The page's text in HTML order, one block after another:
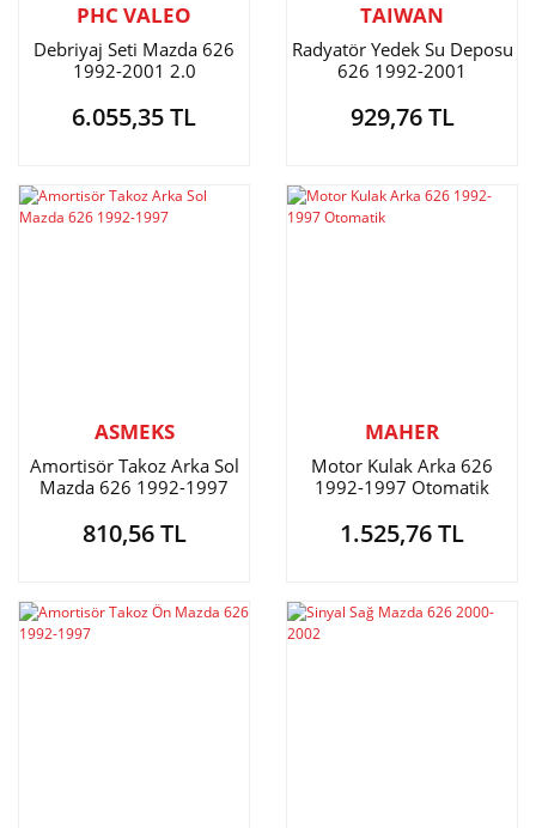
PHC VALEO
Debriyaj Seti Mazda 626
1992-2001 2.0
6.055,35 TL
TAIWAN
Radyatör Yedek Su Deposu
626 1992-2001
929,76 TL
ASMEKS
Amortisör Takoz Arka Sol
Mazda 626 1992-1997
810,56 TL
MAHER
Motor Kulak Arka 626
1992-1997 Otomatik
1.525,76 TL